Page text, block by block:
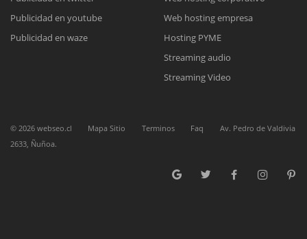
Meet para la reunión online.
Cotización
Complete el formulario y nos contactaremos a la brevedad.
Chat Online
para enviarnos un correo electrónico con sus datos personales.
Publicidad en youtube
Publicidad en waze
Web hosting empresa
Hosting PYME
Streaming audio
Streaming Video
© 2026 webseo.cl Mapa Sitio Terminos Faq
Av. Pedro de Valdivia
2633, Ñuñoa.